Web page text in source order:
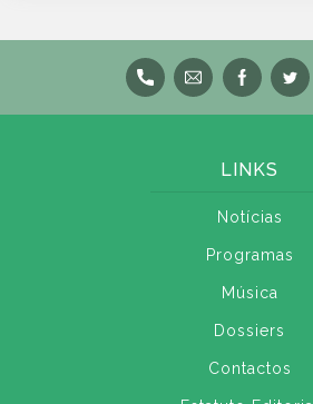
LINKS
Notícias
Programas
Música
Dossiers
Contactos